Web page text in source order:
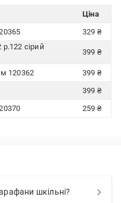
Ціна
329 ₴
сірий
399 ₴
120362
399 ₴
399 ₴
259 ₴
шкільні?